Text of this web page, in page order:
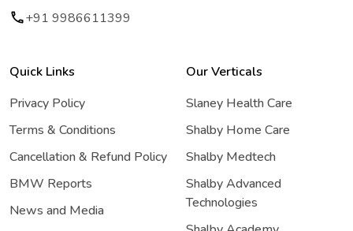
+91 9986611399
Quick Links
Privacy Policy
Terms & Conditions
Cancellation & Refund Policy
BMW Reports
News and Media
Our Verticals
Slaney Health Care
Shalby Home Care
Shalby Medtech
Shalby Advanced
Technologies